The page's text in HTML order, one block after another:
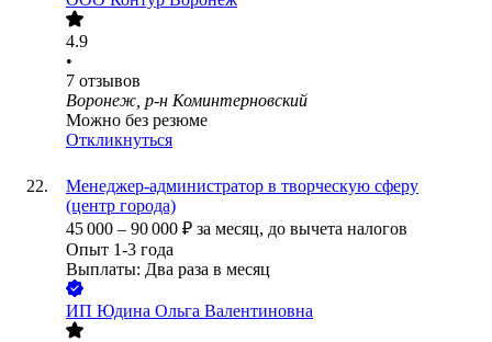
4.9
•
7 отзывов
Воронеж, р-н Коминтерновский
Можно без резюме
Откликнуться
Менеджер-администратор в творческую сферу
(центр города)
45 000 – 90 000 ₽ за месяц, до вычета налогов
Опыт 1-3 года
Выплаты: Два раза в месяц
ИП Юдина Ольга Валентиновна